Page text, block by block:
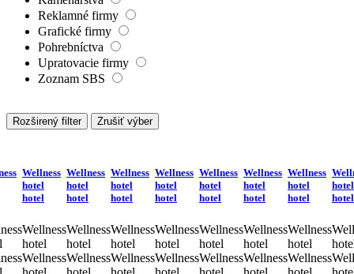
Reklamné firmy
Grafické firmy
Pohrebníctva
Upratovacie firmy
Zoznam SBS
Rozširený filter Zrušiť výber
Wellness
hotel
hotel
Wellness
hotel
Wellness
Wellness
hotel
hotel
Wellness
hotel
Wellness
Wellness
hotel
hotel
Wellness
hotel
Wellness
Wellness
hotel
hotel
Wellness
hotel
Wellness
Wellness
hotel
hotel
Wellness
hotel
Wellness
Wellness
hotel
hotel
Wellness
hotel
Wellness
Wellness
hotel
hotel
Wellness
hotel
Wellness
hotel
hotel